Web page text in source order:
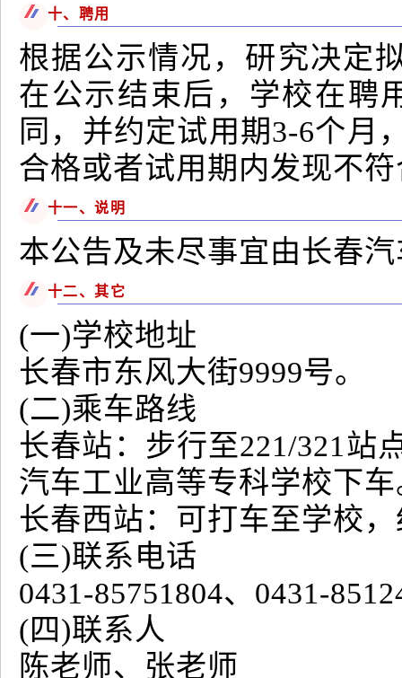
十、聘用
根据公示情况，研究决定
在公示结束后，学校在聘
同，并约定试用期3-6个月
合格或者试用期内发现不
十一、说明
本公告及未尽事宜由长春
十二、其它
(一)学校地址
长春市东风大街9999号。
(二)乘车路线
长春站：步行至221/321站
汽车工业高等专科学校下
长春西站：可打车至学校
(三)联系电话
0431-85751804、0431-
(四)联系人
陈老师、张老师